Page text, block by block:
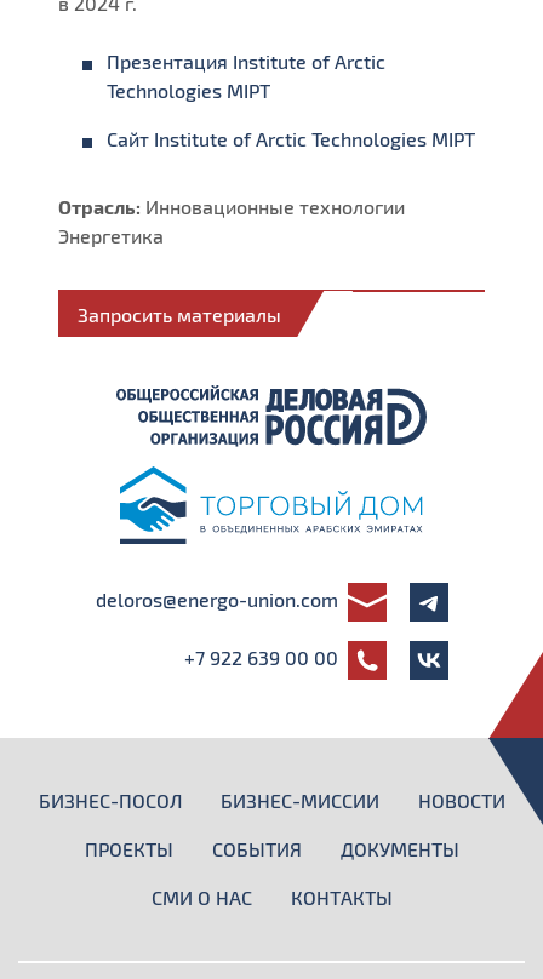
Презентация Institute of Arctic
Technologies MIPT
Сайт Institute of Arctic Technologies MIPT
Отрасль: Инновационные технологии
Энергетика
Запросить материалы
deloros@energo-union.com
+7 922 639 00 00
БИЗНЕС-ПОСОЛ БИЗНЕС-МИССИИ НОВОСТИ
ПРОЕКТЫ СОБЫТИЯ ДОКУМЕНТЫ
СМИ О НАС КОНТАКТЫ